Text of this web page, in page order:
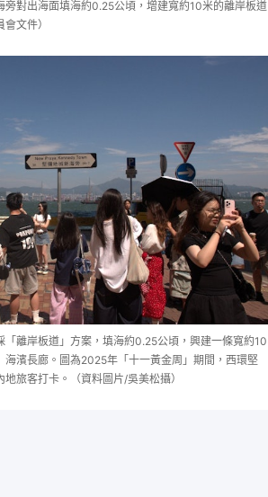
旁對出海面填海約0.25公頃，增建寬約10米的離岸板道
文件）
「離岸板道」方案，填海約0.25公頃，興建一條寬約10
海濱長廊。圖為2025年「十一黃金周」期間，西環堅
旅客打卡。（資料圖片/吳美松攝）